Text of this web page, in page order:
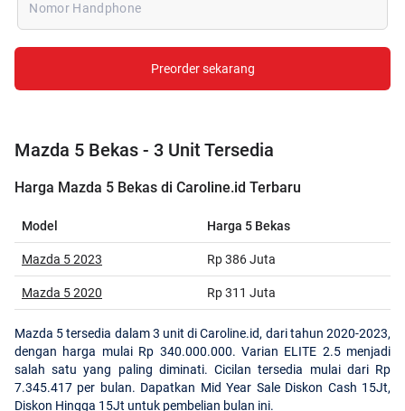
Nomor Handphone
Preorder sekarang
Mazda 5 Bekas - 3 Unit Tersedia
Harga Mazda 5 Bekas di Caroline.id Terbaru
Model Harga 5 Bekas
Mazda 5 2023 Rp 386 Juta
Mazda 5 2020 Rp 311 Juta
Mazda 5 tersedia dalam 3 unit di Caroline.id, dari tahun 2020-2023,
dengan harga mulai Rp 340.000.000. Varian ELITE 2.5 menjadi
salah satu yang paling diminati. Cicilan tersedia mulai dari Rp
7.345.417 per bulan. Dapatkan Mid Year Sale Diskon Cash 15Jt,
Diskon Hingga 15Jt untuk pembelian bulan ini.